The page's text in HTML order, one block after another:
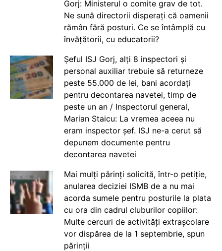
Gorj: Ministerul o comite grav de tot.
Ne sună directorii disperați că oamenii
rămân fără posturi. Ce se întâmplă cu
învățătorii, cu educatorii?
Șeful ISJ Gorj, alți 8 inspectori și
personal auxiliar trebuie să returneze
peste 55.000 de lei, bani acordați
pentru decontarea navetei, timp de
peste un an / Inspectorul general,
Marian Staicu: La vremea aceea nu
eram inspector șef. ISJ ne-a cerut să
depunem documente pentru
decontarea navetei
Mai mulți părinți solicită, într-o petiție,
anularea deciziei ISMB de a nu mai
acorda sumele pentru posturile la plata
cu ora din cadrul cluburilor copiilor:
Multe cercuri de activități extrașcolare
vor dispărea de la 1 septembrie, spun
părinții